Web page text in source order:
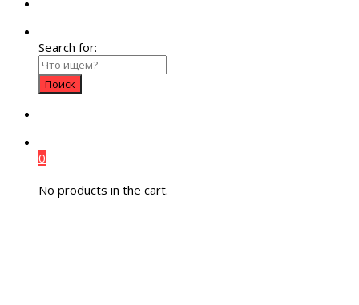
Search for:
0
No products in the cart.